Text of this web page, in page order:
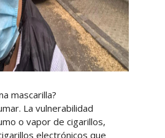
mascarilla?
La vulnerabilidad
o vapor de cigarillos,
electrónicos que